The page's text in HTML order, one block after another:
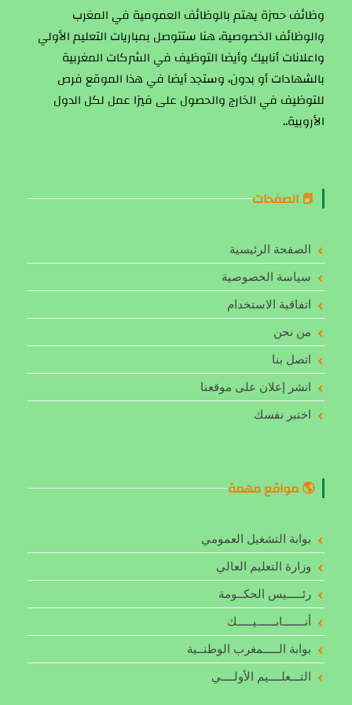
وظائف حمزة يهتم بالوظائف العمومية في المغرب
والوظائف الخصوصية، هنا ستتوصل بمباريات التعليم الأولي
واعلانات أنابيك وأيضا التوظيف في الشركات المغربية
بالشهادات أو بدون، وستجد أيضا في هذا الموقع فرص
للتوظيف في الخارج والحصول على فيزا عمل لكل الدول
الأروبية..
📕 الصفحات
الصفحة الرئيسية
سياسة الخصوصية
اتفاقية الاستخدام
من نحن
اتصل بنا
انشر إعلان على موقعنا
اختبر نفسك
🌎 مواقع مهمة
بوابة التشغيل العمومي
وزارة التعليم العالي
رئـــــيس الحكــومة
أنـــــــابــــــيـــــك
بوابة الـــــمغرب الوطنــية
التـــعلــــيم الأولــــي